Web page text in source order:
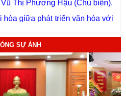
hòa giữa phát triển văn hóa với
xã hội. Tác giả: PGS.TS. Vũ
ở Hoàng Sa, Trường Sa
trạng khai thác và quản lý.
PGS.TS. Trần Quốc Tỏ (Chủ
Chí Minh: Dấu ấn lịch sử qua
SỰ ẢNH